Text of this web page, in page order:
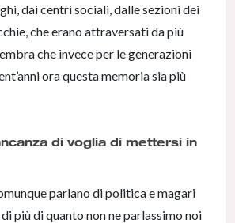
dai centri sociali, dalle sezioni dei
che erano attraversati da più
che invece per le generazioni
ora questa memoria sia più
di voglia di mettersi in
parlano di politica e magari
più di quanto non ne parlassimo noi